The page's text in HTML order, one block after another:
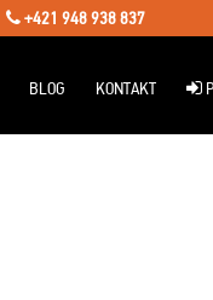
+421 948 938 837
BLOG KONTAKT